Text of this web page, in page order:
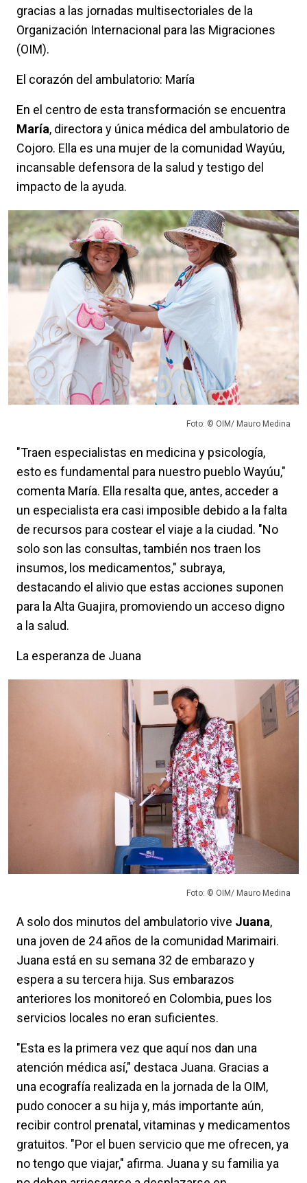
gracias a las jornadas multisectoriales de la
Organización Internacional para las Migraciones
(OIM).
El corazón del ambulatorio: María
En el centro de esta transformación se encuentra
María, directora y única médica del ambulatorio de
Cojoro. Ella es una mujer de la comunidad Wayúu,
incansable defensora de la salud y testigo del
impacto de la ayuda.
Foto: © OIM/ Mauro Medina
"Traen especialistas en medicina y psicología,
esto es fundamental para nuestro pueblo Wayúu,"
comenta María. Ella resalta que, antes, acceder a
un especialista era casi imposible debido a la falta
de recursos para costear el viaje a la ciudad. "No
solo son las consultas, también nos traen los
insumos, los medicamentos," subraya,
destacando el alivio que estas acciones suponen
para la Alta Guajira, promoviendo un acceso digno
a la salud.
La esperanza de Juana
Foto: © OIM/ Mauro Medina
A solo dos minutos del ambulatorio vive Juana,
una joven de 24 años de la comunidad Marimairi.
Juana está en su semana 32 de embarazo y
espera a su tercera hija. Sus embarazos
anteriores los monitoreó en Colombia, pues los
servicios locales no eran suficientes.
"Esta es la primera vez que aquí nos dan una
atención médica así," destaca Juana. Gracias a
una ecografía realizada en la jornada de la OIM,
pudo conocer a su hija y, más importante aún,
recibir control prenatal, vitaminas y medicamentos
gratuitos. "Por el buen servicio que me ofrecen, ya
no tengo que viajar," afirma. Juana y su familia ya